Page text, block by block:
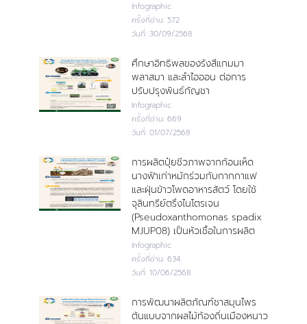
Infographic
ครั้งที่อ่าน: 572
วันที่: 30/09/2568
ศึกษาอิทธิพลของรังสีแกมมา
พลาสมา และลำไอออน ต่อการ
ปรับปรุงพันธ์กัญชา
Infographic
ครั้งที่อ่าน: 669
วันที่: 01/07/2568
การผลิตปุ๋ยชีวภาพจากก้อนเห็ด
นางฟ้าเก่าหมักร่วมกับกากกาแฟ
และฝุ่นข้าวโพดอาหารสัตว์ โดยใช้
จุลินทรีย์ตรึงไนโตรเจน
(Pseudoxanthomonas spadix
MJUP08) เป็นหัวเชื้อในการผลิต
Infographic
ครั้งที่อ่าน: 634
วันที่: 10/06/2568
การพัฒนาผลิตภัณฑ์ชาสมุนไพร
ต้นแบบจากผลไม้ท้องถิ่นเมืองหนาว